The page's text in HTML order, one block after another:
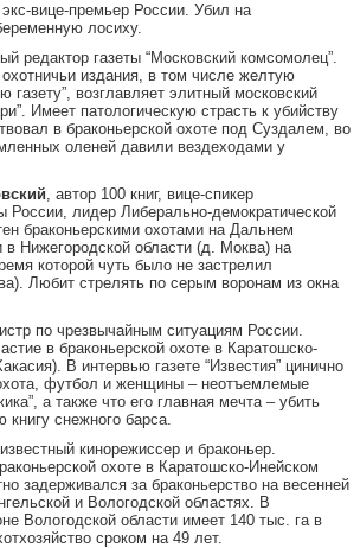
экс-вице-премьер России. Убил на
лосиху.
редактор газеты “Московский комсомолец”.
издания, в том числе желтую
газету”, возглавляет элитный московский
Имеет патологическую страсть к убийству
в браконьерской охоте под Суздалем, во
оленей давили вездеходами у
, автор 100 книг, вице-спикер
России, лидер Либерально-демократической
браконьерскими охотами на Дальнем
в Нижегородской области (д. Моква) на
которой чуть было не застрелил
Любит стрелять по серым воронам из окна
по чрезвычайным ситуациям России.
в браконьерской охоте в Каратошско-
В интервью газете “Известия” цинично
футбол и женщины – неотъемлемые
а также что его главная мечта – убить
книгу снежного барса.
кинорежиссер и браконьер.
охоте в Каратошско-Инейском
задерживался за браконьерство на весенней
и Вологодской областях. В
Вологодской области имеет 140 тыс. га в
сроком на 49 лет.